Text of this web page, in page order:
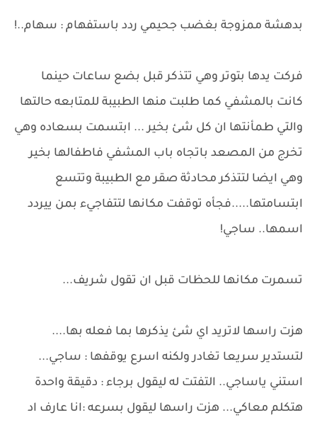
بدهشة ممزوجة بغضب جحيمي ردد باستفهام : سهام..!
فركت يدها بتوتر وهي تتذكر قبل بضع ساعات حينما
كانت بالمشفي كما طلبت منها الطبيبة للمتابعه حالتها
والتي طمأنتها ان كل شئ بخير ... ابتسمت بسعاده وهي
تخرج من المصعد باتجاه باب المشفي فاطفالها بخير
وهي ايضا لتتذكر محادثة صقر مع الطبيبة وتتسع
ابتسامتها.....فجأه توقفت مكانها لتتفاجيء بمن ييردد
اسمها.. ساجي!
تسمرت مكانها للحظات قبل ان تقول شريف...
هزت راسها لاتريد اي شئ يذكرها بما فعله بها....
لتستدير سريعا تغادر ولكنه اسرع يوقفها : ساجي...
استني ياساجي.. التفتت له ليقول برجاء : دقيقة واحدة
هتكلم معاكي... هزت راسها ليقول بسرعه :انا عارف اد